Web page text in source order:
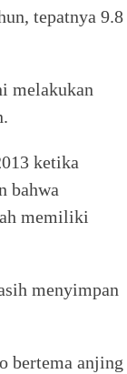
tepatnya 9.8
melakukan
ketika
bahwa
memiliki
menyimpan
bertema anjing